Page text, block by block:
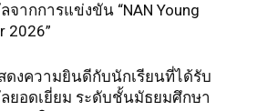
จากการแข่งขัน “NAN Young
2026”
ดงความยินดีกับนักเรียนที่ได้รับ
ลยอดเยี่ยม ระดับชั้นมัธยมศึกษา